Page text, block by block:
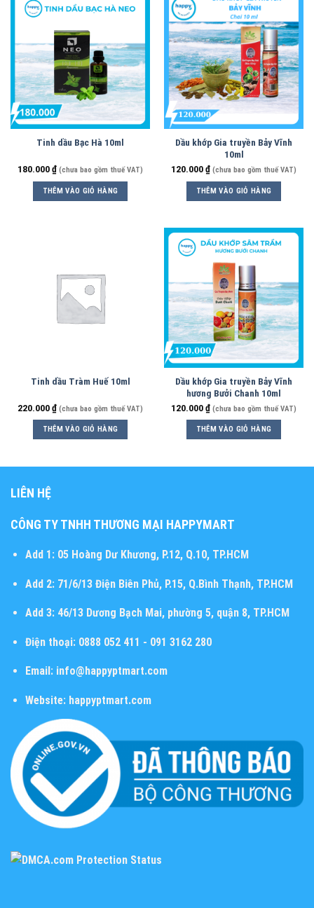
Tinh dầu Bạc Hà 10ml
180.000₫ (chưa bao gồm thuế VAT)
THÊM VÀO GIỎ HÀNG
Dầu khớp Gia truyền Bảy Vĩnh
10ml
120.000₫ (chưa bao gồm thuế VAT)
THÊM VÀO GIỎ HÀNG
Tinh dầu Tràm Huế 10ml
220.000₫ (chưa bao gồm thuế VAT)
THÊM VÀO GIỎ HÀNG
Dầu khớp Gia truyền Bảy Vĩnh
hương Bưởi Chanh 10ml
120.000₫ (chưa bao gồm thuế VAT)
THÊM VÀO GIỎ HÀNG
LIÊN HỆ
CÔNG TY TNHH THƯƠNG MẠI HAPPYMART
Add 1:05 Hoàng Dư Khương, P.12, Q.10, TP.HCM
Add 2:71/6/13 Điện Biên Phủ, P.15, Q.Bình Thạnh, TP.HCM
Add 3:46/13 Dương Bạch Mai, phường 5, quận 8, TP.HCM
Điện thoại:0888 052 411 - 091 3162 280
Email:info@happyptmart.com
Website: happyptmart.com